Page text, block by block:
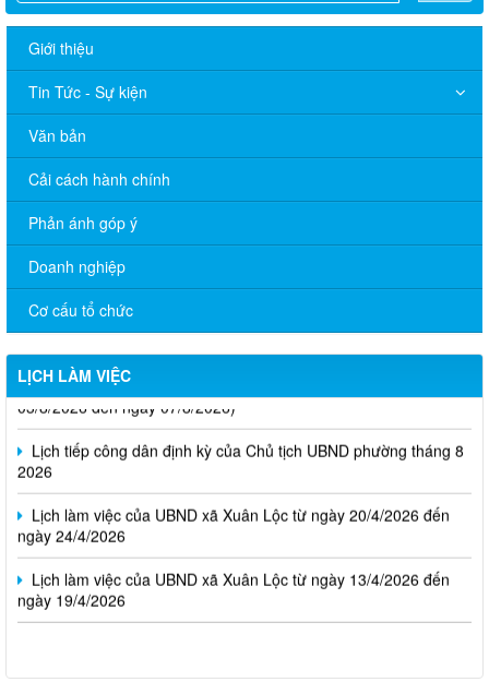
Giới thiệu
Tin Tức - Sự kiện
Văn bản
Cải cách hành chính
Phản ánh góp ý
Doanh nghiệp
Cơ cấu tổ chức
LỊCH LÀM VIỆC
Thông báo Lịch làm việc của UBND phường Xuân Lộc (Từ ngày
03/8/2026 đến ngày 07/8/2026)
Lịch tiếp công dân định kỳ của Chủ tịch UBND phường tháng 8
2026
Lịch làm việc của UBND xã Xuân Lộc từ ngày 20/4/2026 đến
ngày 24/4/2026
Lịch làm việc của UBND xã Xuân Lộc từ ngày 13/4/2026 đến
ngày 19/4/2026